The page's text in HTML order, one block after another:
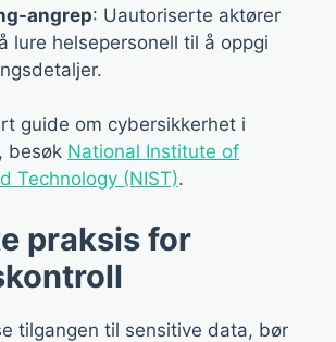
angrep: Uautoriserte aktører
lure helsepersonell til å oppgi
guide om cybersikkerhet i
besøk National Institute of
Technology (NIST).
praksis for
tilgangen til sensitive data, bør